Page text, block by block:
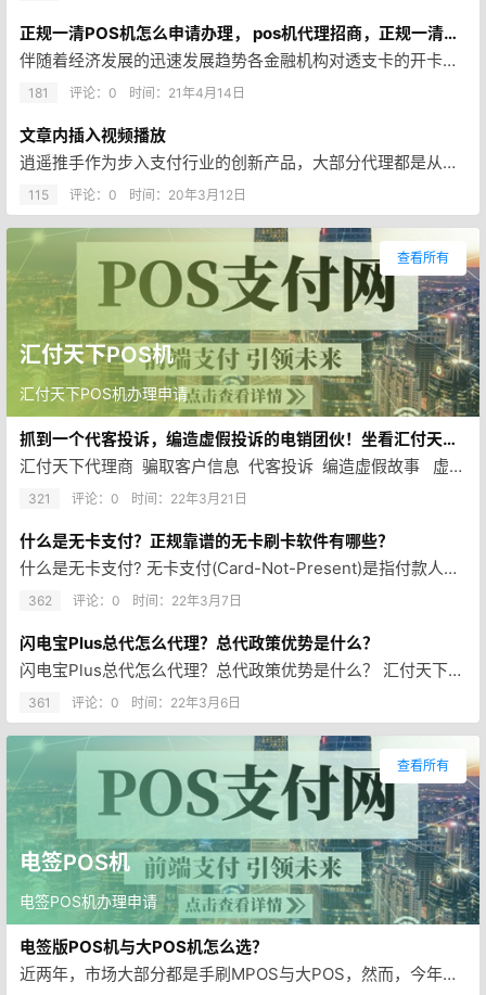
正规一清POS机怎么申请办理， pos机代理招商，正规一清POS机免费办理！
伴随着经济发展的迅速发展趋势各金融机构对透支卡的开卡总数提升，拥有透支卡的客户愈来愈多，另外POS机也就愈来愈普及化。一…
181 评论：0 时间： 21年4月14日
文章内插入视频播放
逍遥推手作为步入支付行业的创新产品，大部分代理都是从小白创业。拿货非常积极但等到要出货的时候发现自己并没有一个具体的展业…
115 评论：0 时间： 20年3月12日
汇付天下POS机
汇付天下POS机办理申请
查看所有
抓到一个代客投诉，编造虚假投诉的电销团伙！坐看汇付天下反应！！
汇付天下代理商 骗取客户信息 代客投诉 编造虚假故事 虚假投…
321 评论：0 时间： 22年3月21日
什么是无卡支付？正规靠谱的无卡刷卡软件有哪些？
什么是无卡支付? 无卡支付(Card-Not-Present)是指付款人借助互联网、移动互联网、无线局域网等渠道进行的，…
362 评论：0 时间： 22年3月7日
闪电宝Plus总代怎么代理？总代政策优势是什么？
闪电宝Plus总代怎么代理？总代政策优势是什么？ 汇付天下闪电宝Plus总代理是2022年是非常火爆的项目，万10总代分…
361 评论：0 时间： 22年3月6日
电签POS机
电签POS机办理申请
查看所有
电签版POS机与大POS机怎么选？
近两年，市场大部分都是手刷MPOS与大POS，然而，今年手刷MPOS几乎都停产了，换而来之的是电签版POS机，那么，电签…